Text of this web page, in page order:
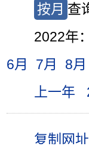
按月 查
2022年：
6月
7月 8月
上一年